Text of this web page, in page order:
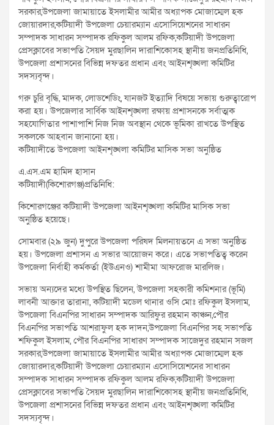
সরকার,উপজেলা জামায়াতে ইসলামীর আমীর অধ্যাপক মোজাম্মেল হক
জোয়ারদার,কটিয়াদী উপজেলা চেয়ারম্যান এসোসিয়েশনের সাধারন
সম্পাদক সাধারন সম্পাদক রফিকুল আলম রফিক,কটিয়াদী উপজেলা
প্রেসক্লাবের সভাপতি সৈয়দ মুরছালিন দারাশিকোসহ স্থানীয় জনপ্রতিনিধি,
উপজেলা প্রশাসনের বিভিন্ন দফতর প্রধান এবং আইনশৃঙ্খলা কমিটির
সদস্যবৃন্দ।
গরু চুরি বৃদ্ধি, মাদক, লোডশেডিং, যানজট ইত্যাদি বিষয়ে সভায় গুরুত্বারোপ
করা হয়। উপজেলার সার্বিক আইনশৃঙ্খলা রক্ষায় প্রশাসনকে সর্বাত্মক
সহযোগিতার পাশাপাশি নিজ নিজ অবস্থান থেকে ভূমিকা রাখতে উপস্থিত
সকলকে আহবান জানানো হয়।
কটিয়াদীতে উপজেলা আইনশৃঙ্খলা কমিটির মাসিক সভা অনুষ্ঠিত
এ.এস.এম হামিদ হাসান
কটিয়াদী(কিশোরগঞ্জ)প্রতিনিধি:
কিশোরগঞ্জের কটিয়াদী উপজেলা আইনশৃঙ্খলা কমিটির মাসিক সভা
অনুষ্ঠিত হয়েছে।
সোমবার (২৯ জুন) দুপুরে উপজেলা পরিষদ মিলনায়তনে এ সভা অনুষ্ঠিত
হয়। উপজেলা প্রশাসন এ সভার আয়োজন করে। এতে সভাপতিত্ব করেন
উপজেলা নির্বাহী কর্মকর্তা (ইউএনও) শামীমা আফরোজ মারলিজ।
সভায় অন্যদের মধ্যে উপস্থিত ছিলেন, উপজেলা সহকারী কমিশনার (ভূমি)
লাবনী আক্তার তারানা, কটিয়াদী মডেল থানার ওসি মোঃ রফিকুল ইসলাম,
উপজেলা বিএনপির সাধারন সম্পাদক আরিফুর রহমান কাঞ্চন,পৌর
বিএনপির সভাপতি আশরাফুল হক দাদন,উপজেলা বিএনপির সহ সভাপতি
শফিকুল ইসলাম, পৌর বিএনপির সাধারণ সম্পাদক সাজেদুর রহমান সজল
সরকার,উপজেলা জামায়াতে ইসলামীর আমীর অধ্যাপক মোজাম্মেল হক
জোয়ারদার,কটিয়াদী উপজেলা চেয়ারম্যান এসোসিয়েশনের সাধারন
সম্পাদক সাধারন সম্পাদক রফিকুল আলম রফিক,কটিয়াদী উপজেলা
প্রেসক্লাবের সভাপতি সৈয়দ মুরছালিন দারাশিকোসহ স্থানীয় জনপ্রতিনিধি,
উপজেলা প্রশাসনের বিভিন্ন দফতর প্রধান এবং আইনশৃঙ্খলা কমিটির
সদস্যবৃন্দ।